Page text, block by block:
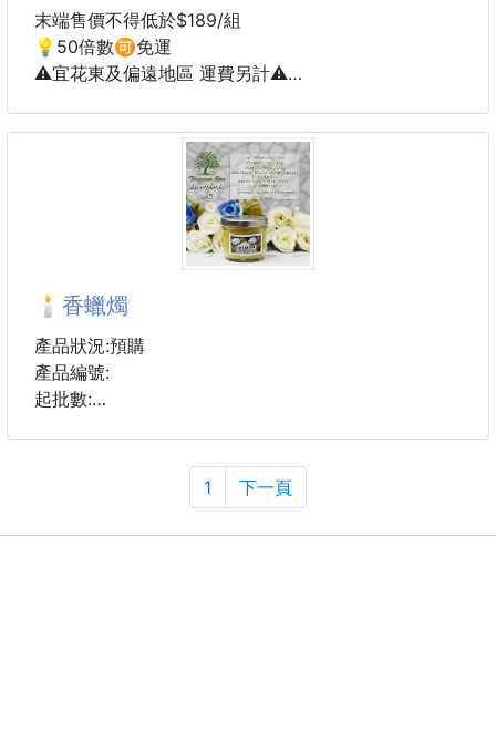
24HR 持久留香 只要輕輕一噴
迅速滲入衣物和空氣中，分解掉各種異味分子
除味率高達99.9% 🔝從根源淨味分解
獨特技術➡️只留香氣⭕不留臭味和菌
末端售價不得低於$189/組
💡50倍數🉑免運
⚠️宜花東及偏遠地區 運費另計⚠️
🔥⏩新品上市⏪🔥
💎Bolaipin®金箔聚富 八方納財超能量擴香組(贈元寶
團購優惠價$189/組
沒在跟你客氣，江湖在走這組要有🫵
轟動整個投資圈🔥最近瘋傳神級招財擺件就是這組😍
最近去拜訪客戶，只要看到他們辦公桌🕴️
量擴香組
不管是做房地產、保險、汽車、電商、老闆📱
🕯香蠟燭
產品狀況:預購
產品編號:
起批數:
💜紫色-薰衣草 ：幫助緩解頭痛，幫助減輕壓力
🌱深藍色-香茅：有助於清新空氣。有助於驅除昆蟲和
蚊子。
1 下一頁